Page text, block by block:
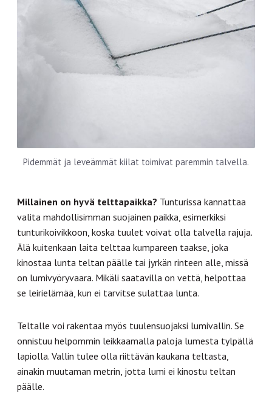
Pidemmät ja leveämmät kiilat toimivat paremmin talvella.
Millainen on hyvä telttapaikka? Tunturissa kannattaa
valita mahdollisimman suojainen paikka, esimerkiksi
tunturikoivikkoon, koska tuulet voivat olla talvella rajuja.
Älä kuitenkaan laita telttaa kumpareen taakse, joka
kinostaa lunta teltan päälle tai jyrkän rinteen alle, missä
on lumivyöryvaara. Mikäli saatavilla on vettä, helpottaa
se leirielämää, kun ei tarvitse sulattaa lunta.
Teltalle voi rakentaa myös tuulensuojaksi lumivallin. Se
onnistuu helpommin leikkaamalla paloja lumesta tylpällä
lapiolla. Vallin tulee olla riittävän kaukana teltasta,
ainakin muutaman metrin, jotta lumi ei kinostu teltan
päälle.